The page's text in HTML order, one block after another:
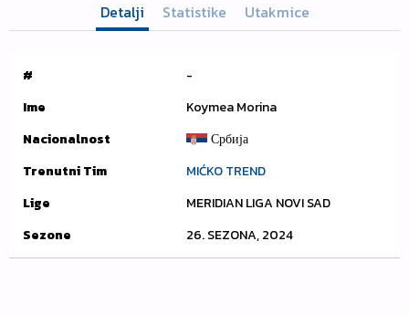
Detalji
Statistike Utakmice
#
-
Ime
Koymea Morina
Nacionalnost
Србија
Trenutni Tim
MIĆKO TREND
Lige
MERIDIAN LIGA NOVI SAD
Sezone
26. SEZONA, 2024